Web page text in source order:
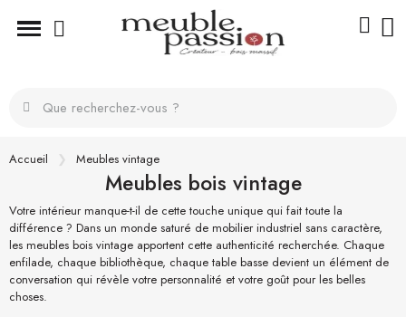
Accueil Meubles vintage
Meubles bois vintage
Votre intérieur manque-t-il de cette touche unique qui fait toute la
différence ? Dans un monde saturé de mobilier industriel sans caractère,
les meubles bois vintage apportent cette authenticité recherchée. Chaque
enfilade, chaque bibliothèque, chaque table basse devient un élément de
conversation qui révèle votre personnalité et votre goût pour les belles
choses.